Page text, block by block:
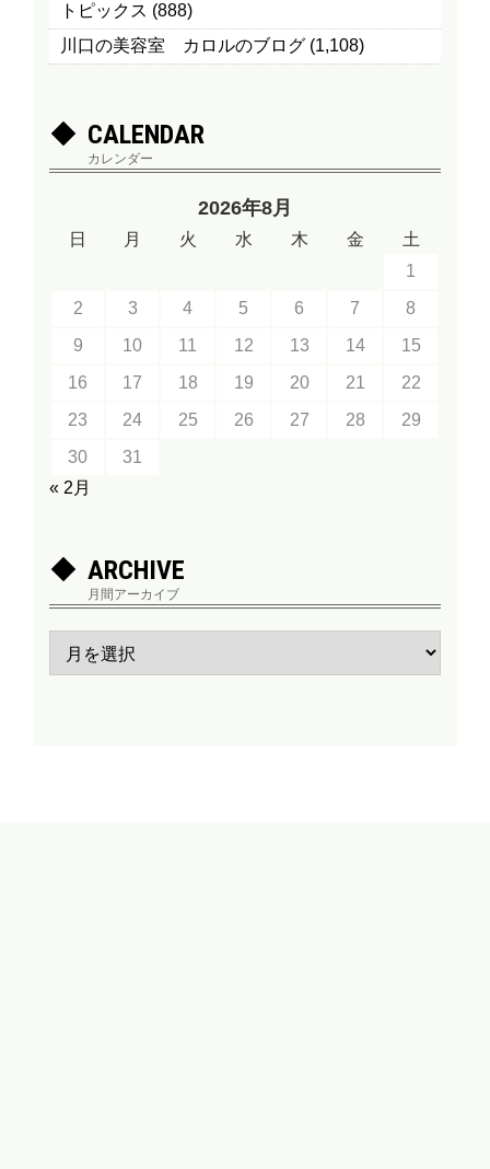
トピックス (888)
川口の美容室 カロルのブログ (1,108)
CALENDAR
カレンダー
2026年8月
日 月 火 水 木 金
土
1
2
3 4 5 6 7
8
9
10 11 12 13 14
15
16
17 18 19 20 21
22
23
24 25 26 27 28
29
30
31
« 2月
ARCHIVE
月間アーカイブ